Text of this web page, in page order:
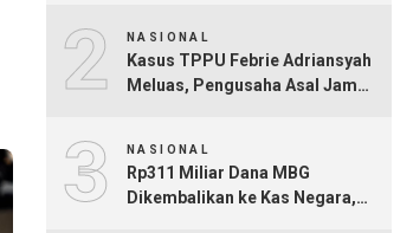
2 NASIONAL
Kasus TPPU Febrie Adriansyah
Meluas, Pengusaha Asal Jambi
3 NASIONAL
Rp311 Miliar Dana MBG
Dikembalikan ke Kas Negara,